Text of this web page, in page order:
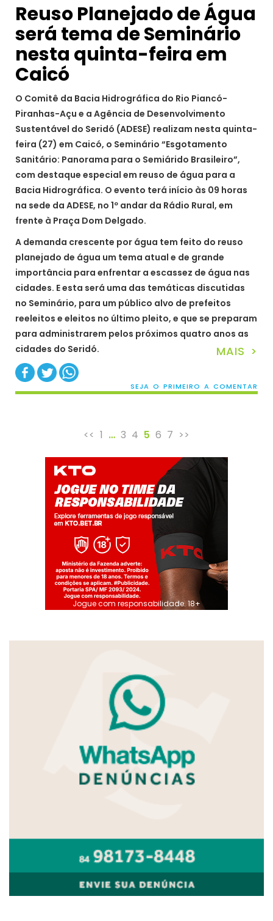
Reuso Planejado de Água
será tema de Seminário
nesta quinta-feira em
Caicó
O Comitê da Bacia Hidrográfica do Rio Piancó-
Piranhas-Açu e a Agência de Desenvolvimento
Sustentável do Seridó (ADESE) realizam nesta quinta-
feira (27) em Caicó, o Seminário “Esgotamento
Sanitário: Panorama para o Semiárido Brasileiro”,
com destaque especial em reuso de água para a
Bacia Hidrográfica. O evento terá início às 09 horas
na sede da ADESE, no 1º andar da Rádio Rural, em
frente à Praça Dom Delgado.
A demanda crescente por água tem feito do reuso
planejado de água um tema atual e de grande
importância para enfrentar a escassez de água nas
cidades. E esta será uma das temáticas discutidas
no Seminário, para um público alvo de prefeitos
reeleitos e eleitos no último pleito, e que se preparam
para administrarem pelos próximos quatro anos as
cidades do Seridó.
MAIS >
SEJA O PRIMEIRO A COMENTAR
<< 1 … 3 4 5 6 7 >>
Jogue com responsabilidade. 18+